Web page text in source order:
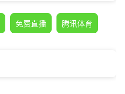
免费直播 腾讯体育